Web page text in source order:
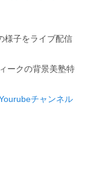
様子をライブ配信
ークの背景美塾特
チャンネル